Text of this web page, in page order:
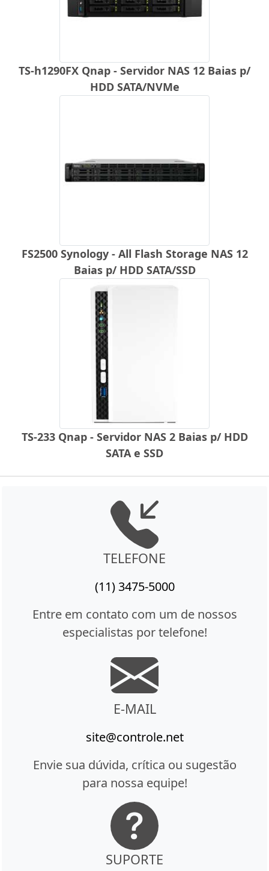
TS-h1290FX Qnap - Servidor NAS 12 Baias p/
HDD SATA/NVMe
FS2500 Synology - All Flash Storage NAS 12
Baias p/ HDD SATA/SSD
TS-233 Qnap - Servidor NAS 2 Baias p/ HDD
SATA e SSD
TELEFONE
(11) 3475-5000
Entre em contato com um de nossos
especialistas por telefone!
E-MAIL
site@controle.net
Envie sua dúvida, crítica ou sugestão
para nossa equipe!
SUPORTE